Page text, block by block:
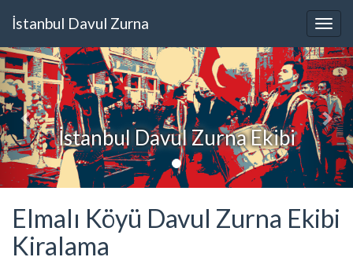
İstanbul Davul Zurna
İstanbul Davul Zurna Ekibi
Elmalı Köyü Davul Zurna Ekibi
Kiralama